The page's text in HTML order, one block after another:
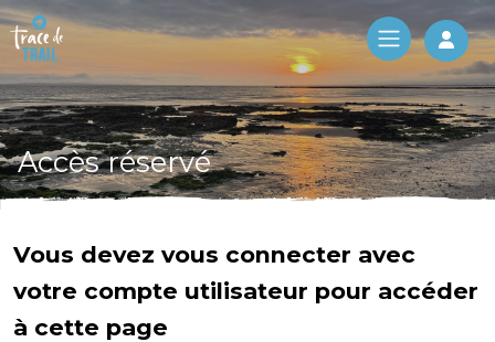
Log
Accès réservé
Vous devez vous connecter avec
votre compte utilisateur pour accéder
à cette page